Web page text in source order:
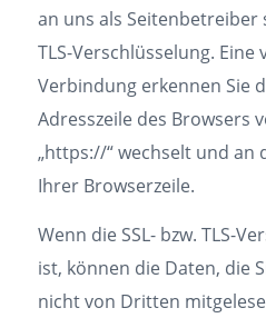
an uns als Seitenbetreiber
TLS-Verschlüsselung. Eine
Verbindung erkennen Sie
Adresszeile des Browsers
„https://“ wechselt und an
Ihrer Browserzeile.
Wenn die SSL- bzw. TLS-
ist, können die Daten, die
nicht von Dritten